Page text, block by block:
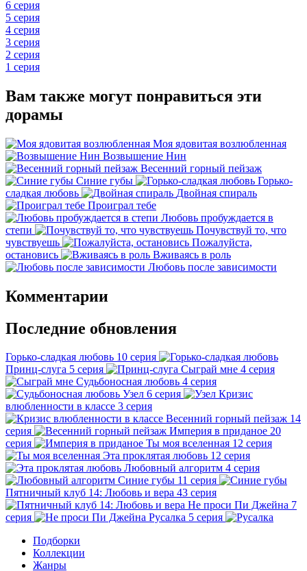
6 серия
5 серия
4 серия
3 серия
2 серия
1 серия
Вам также могут понравиться эти
дорамы
Моя ядовитая возлюбленная
Возвышение Нин
Весенний горный пейзаж
Синие губы
Горько-
сладкая любовь
Двойная спираль
Проиграл тебе
Любовь пробуждается в
степи
Почувствуй то, что
чувствуешь
Пожалуйста,
остановись
Вживаясь в роль
Любовь после зависимости
Комментарии
Последние обновления
Горько-сладкая любовь 10 серия
Принц-слуга 5 серия Сыграй мне 4 серия
Судьбоносная любовь 4 серия
Узел 6 серия
Кризис
влюбленности в классе 3 серия
Весенний горный пейзаж 14
серия
Империя в приданое 20
серия
Ты моя вселенная 12 серия
Эта проклятая любовь 12 серия
Любовный алгоритм 4 серия
Синие губы 11 серия
Пятничный клуб 14: Любовь и вера 43 серия
Не проси Пи Джейна 7
серия
Русалка 5 серия
Подборки
Коллекции
Жанры